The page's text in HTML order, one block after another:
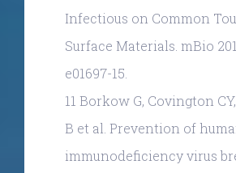
Infectious on Common
Surface Materials. mBio
e01697-15.
11 Borkow G, Covington
B et al. Prevention of
immunodeficiency virus